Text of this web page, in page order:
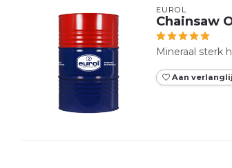
EUROL
Chainsaw
Mineraal sterk
Aan